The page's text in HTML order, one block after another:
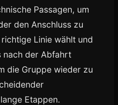
Passagen, um
den Anschluss zu
Linie wählt und
nach der Abfahrt
die Gruppe wieder zu
Etappen.